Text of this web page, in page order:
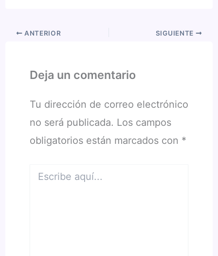
ANTERIOR SIGUIENTE
Deja un comentario
Tu dirección de correo electrónico
no será publicada. Los campos
obligatorios están marcados con *
aquí...